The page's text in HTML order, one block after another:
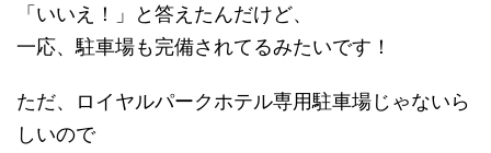
「いいえ！」と答えたんだけど、
一応、駐車場も完備されてるみたいです！
ただ、ロイヤルパークホテル専用駐車場じゃないら
しいので